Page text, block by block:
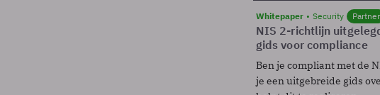
Whitepaper Security Partner
NIS 2-richtlijn
gids voor compliance
Ben je compliant met de
je een uitgebreide gids